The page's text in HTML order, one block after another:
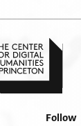
Follow